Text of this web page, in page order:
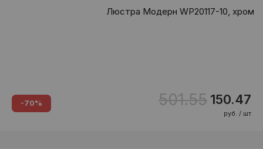
Люстра Модерн WP20117-10, хром
-70% 501.55 150.47
руб. / шт